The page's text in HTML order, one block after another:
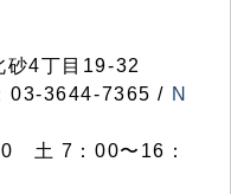
4丁目19-32
03-3644-7365 / N
土 7：00〜16：